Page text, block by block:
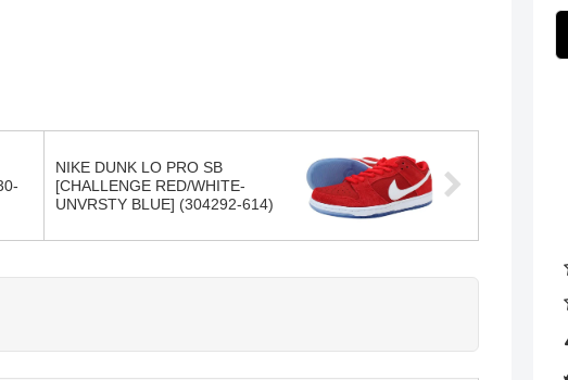
NIKE DUNK LO PRO SB
[CHALLENGE RED/WHITE-
UNVRSTY BLUE] (304292-614)